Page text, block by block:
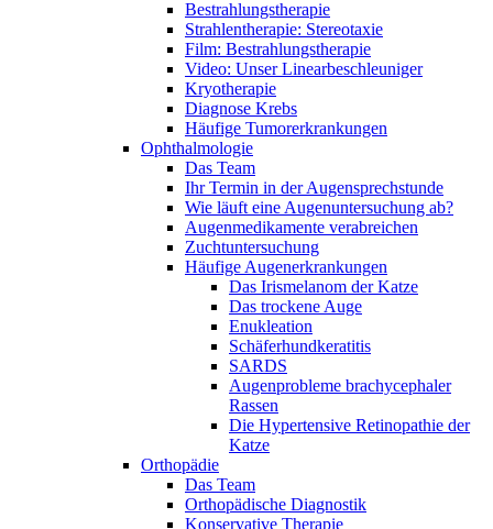
Bestrahlungstherapie
Strahlentherapie: Stereotaxie
Film: Bestrahlungstherapie
Video: Unser Linearbeschleuniger
Kryotherapie
Diagnose Krebs
Häufige Tumorerkrankungen
Ophthalmologie
Das Team
Ihr Termin in der Augensprechstunde
Wie läuft eine Augenuntersuchung ab?
Augenmedikamente verabreichen
Zuchtuntersuchung
Häufige Augenerkrankungen
Das Irismelanom der Katze
Das trockene Auge
Enukleation
Schäferhundkeratitis
SARDS
Augenprobleme brachycephaler
Rassen
Die Hypertensive Retinopathie der
Katze
Orthopädie
Das Team
Orthopädische Diagnostik
Konservative Therapie